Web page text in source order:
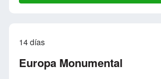
14 días
Europa Monumental